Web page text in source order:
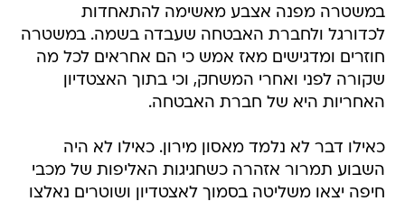
במשטרה מפנה אצבע מאשימה להתאחדות
לכדורגל ולחברת האבטחה שעבדה בשמה. במשטרה
חוזרים ומדגישים מאז אמש כי הם אחראים לכל מה
שקורה לפני ואחרי המשחק, וכי בתוך האצטדיון
האחריות היא של חברת האבטחה.
כאילו דבר לא נלמד מאסון מירון. כאילו לא היה
השבוע תמרור אזהרה כשחגיגות האליפות של מכבי
חיפה יצאו משליטה בסמוך לאצטדיון ושוטרים נאלצו